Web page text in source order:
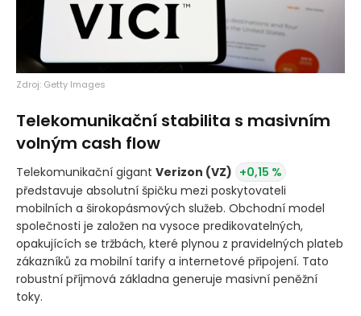
Zdroj: Getty Images
Telekomunikační stabilita s masivním
volným cash flow
Telekomunikační gigant Verizon (VZ) +0,15 %
představuje absolutní špičku mezi poskytovateli
mobilních a širokopásmových služeb. Obchodní model
společnosti je založen na vysoce predikovatelných,
opakujících se tržbách, které plynou z pravidelných plateb
zákazníků za mobilní tarify a internetové připojení. Tato
robustní příjmová základna generuje masivní peněžní
toky.